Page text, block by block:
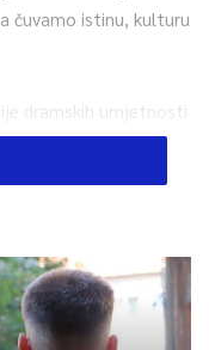
čuvamo istinu, kulturu
dramskih umjetnosti
Srebrenice“, kao i
dali
„Moja
Islamske zajednice u
dramskih